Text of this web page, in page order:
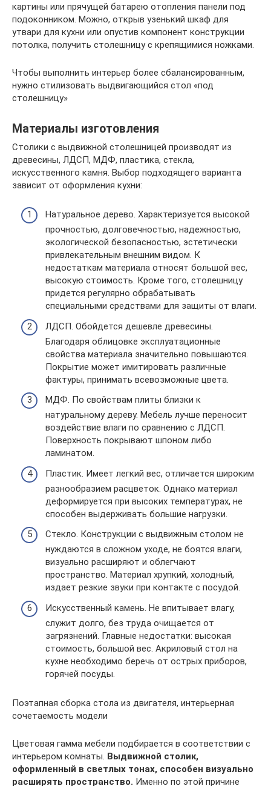
картины или прячущей батарею отопления панели под
подоконником. Можно, открыв узенький шкаф для
утвари для кухни или опустив компонент конструкции
потолка, получить столешницу с крепящимися ножками.
Чтобы выполнить интерьер более сбалансированным,
нужно стилизовать выдвигающийся стол «под
столешницу»
Материалы изготовления
Столики с выдвижной столешницей производят из
древесины, ЛДСП, МДФ, пластика, стекла,
искусственного камня. Выбор подходящего варианта
зависит от оформления кухни:
Натуральное дерево. Характеризуется высокой
прочностью, долговечностью, надежностью,
экологической безопасностью, эстетически
привлекательным внешним видом. К
недостаткам материала относят большой вес,
высокую стоимость. Кроме того, столешницу
придется регулярно обрабатывать
специальными средствами для защиты от влаги.
ЛДСП. Обойдется дешевле древесины.
Благодаря облицовке эксплуатационные
свойства материала значительно повышаются.
Покрытие может имитировать различные
фактуры, принимать всевозможные цвета.
МДФ. По свойствам плиты близки к
натуральному дереву. Мебель лучше переносит
воздействие влаги по сравнению с ЛДСП.
Поверхность покрывают шпоном либо
ламинатом.
Пластик. Имеет легкий вес, отличается широким
разнообразием расцветок. Однако материал
деформируется при высоких температурах, не
способен выдерживать большие нагрузки.
Стекло. Конструкции с выдвижным столом не
нуждаются в сложном уходе, не боятся влаги,
визуально расширяют и облегчают
пространство. Материал хрупкий, холодный,
издает резкие звуки при контакте с посудой.
Искусственный камень. Не впитывает влагу,
служит долго, без труда очищается от
загрязнений. Главные недостатки: высокая
стоимость, большой вес. Акриловый стол на
кухне необходимо беречь от острых приборов,
горячей посуды.
Поэтапная сборка стола из двигателя, интерьерная
сочетаемость модели
Цветовая гамма мебели подбирается в соответствии с
интерьером комнаты. Выдвижной столик,
оформленный в светлых тонах, способен визуально
расширять пространство. Именно по этой причине